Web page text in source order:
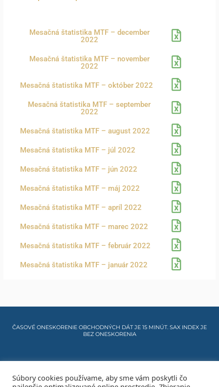
Mesačná štatistika MTF – december
2022
Mesačná štatistika MTF – november
2022
Mesačná štatistika MTF – október 2022
Mesačná štatistika MTF – september
2022
Mesačná štatistika MTF – august 2022
Mesačná štatistika MTF – júl 2022
Mesačná štatistika MTF – jún 2022
Mesačná štatistika MTF – máj 2022
Mesačná štatistika MTF – apríl 2022
Mesačná štatistika MTF – marec 2022
Mesačná štatistika MTF – február 2022
Mesačná štatistika MTF – január 2022
ČASOVÉ ONESKORENIE OBCHODNÝCH DÁT JE 15 MINÚT. SAX INDEX JE
BEZ ONESKORENIA
Súbory cookies používame, aby sme vám poskytli čo